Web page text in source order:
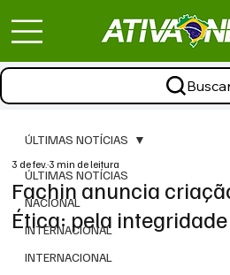
ÚLTIMAS NOTÍCIAS
NACIONAL
INTERNACIONAL
INTERNACIONAL
ÚLTIMAS NOTÍCIAS
Fachin anuncia
Ética: pela integridade
3 de fev.3 min de leitura